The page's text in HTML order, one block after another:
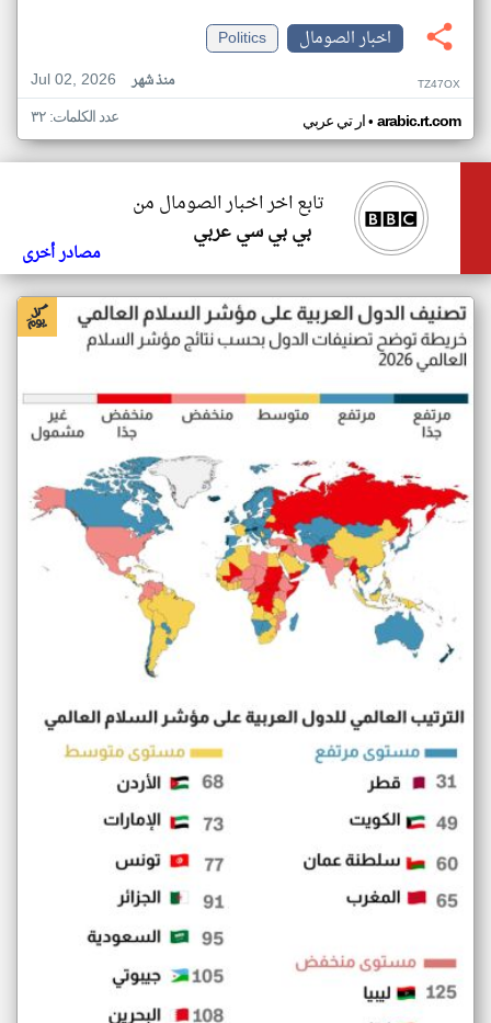
اخبار الصومال
Politics
Jul 02, 2026
منذ شهر TZ47OX
ار تي عربي• arabic.rt.com عدد الكلمات: ٣٢
تابع اخر اخبار الصومال من
بي بي سي عربي
مصادر أخرى